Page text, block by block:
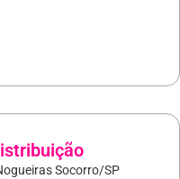
Socorro/SP